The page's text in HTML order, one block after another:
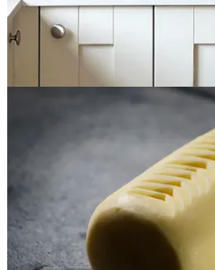
También repasamos el calendario
crockpoteras para los meses de
Una buena manera de sacar a